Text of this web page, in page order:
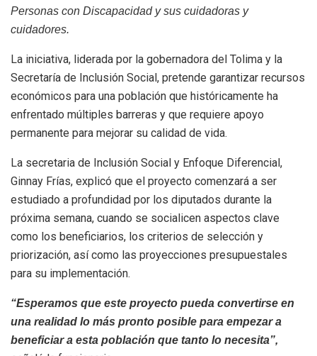
Personas con Discapacidad y sus cuidadoras y
cuidadores.
La iniciativa, liderada por la gobernadora del Tolima y la
Secretaría de Inclusión Social, pretende garantizar recursos
económicos para una población que históricamente ha
enfrentado múltiples barreras y que requiere apoyo
permanente para mejorar su calidad de vida.
La secretaria de Inclusión Social y Enfoque Diferencial,
Ginnay Frías, explicó que el proyecto comenzará a ser
estudiado a profundidad por los diputados durante la
próxima semana, cuando se socialicen aspectos clave
como los beneficiarios, los criterios de selección y
priorización, así como las proyecciones presupuestales
para su implementación.
“Esperamos que este proyecto pueda convertirse en
una realidad lo más pronto posible para empezar a
beneficiar a esta población que tanto lo necesita”,